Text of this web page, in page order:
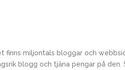
finns miljontals bloggar och
blogg och tjäna pengar på den.